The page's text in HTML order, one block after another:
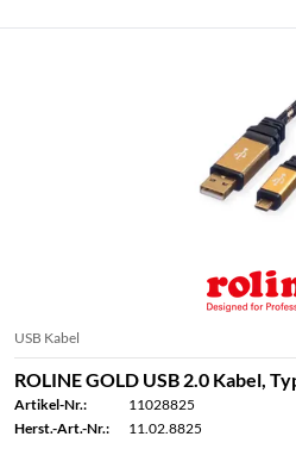
USB Kabel
ROLINE GOLD USB 2.0 Kabel,
Artikel-Nr.:
11028825
Herst.-Art.-Nr.:
11.02.8825